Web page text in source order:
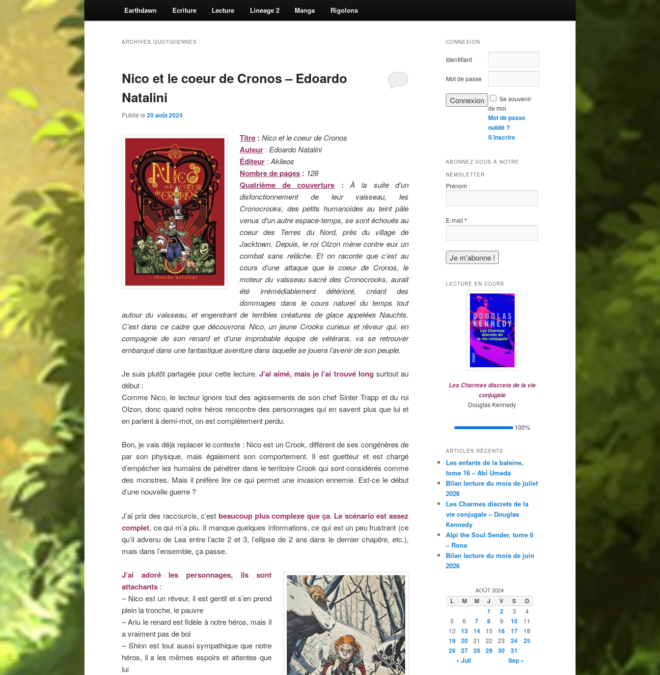
Earthdawn Ecriture Lecture Lineage 2 Manga Rigolons
ARCHIVES QUOTIDIENNES :
Nico et le coeur de Cronos – Edoardo
Natalini
Publié le 20 août 2024
Titre : Nico et le coeur de Cronos
Auteur : Edoardo Natalini
Éditeur : Akileos
Nombre de pages : 128
Quatrième de couverture :À la suite d’un
disfonctionnement de leur vaisseau, les
Cronocrooks, des petits humanoïdes au teint pâle
venus d’un autre espace-temps, se sont échoués au
coeur des Terres du Nord, près du village de
Jacktown. Depuis, le roi Olzon mène contre eux un
combat sans relâche. Et on raconte que c’est au
cours d’une attaque que le coeur de Cronos, le
moteur du vaisseau sacré des Cronocrooks, aurait
été irrémédiablement détérioré, créant des
dommages dans le cours naturel du temps tout
autour du vaisseau, et engendrant de terribles créatures de glace appelées Nauchts.
C’est dans ce cadre que découvrons Nico, un jeune Crooks curieux et rêveur qui, en
compagnie de son renard et d’une improbable équipe de vétérans, va se retrouver
embarqué dans une fantastique aventure dans laquelle se jouera l’avenir de son peuple.
Je suis plutôt partagée pour cette lecture. J’ai aimé, mais je l’ai trouvé long surtout au
début :
Comme Nico, le lecteur ignore tout des agissements de son chef Sinter Trapp et du roi
Olzon, donc quand notre héros rencontre des personnages qui en savent plus que lui et
en parlent à demi-mot, on est complètement perdu.
Bon, je vais déjà replacer le contexte : Nico est un Crook, différent de ses congénères de
par son physique, mais également son comportement. Il est guetteur et est chargé
d’empêcher les humains de pénétrer dans le territoire Crook qui sont considérés comme
des monstres. Mais il préfère lire ce qui permet une invasion ennemie. Est-ce le début
d’une nouvelle guerre ?
J’ai pris des raccourcis, c’estbeaucoup plus complexe que ça. Le scénario est assez
complet, ce qui m’a plu. Il manque quelques informations, ce qui est un peu frustrant (ce
qu’il advenu de Lea entre l’acte 2 et 3, l’ellipse de 2 ans dans le dernier chapitre, etc.),
mais dans l’ensemble, ça passe.
J’ai adoré les personnages, ils sont
attachants :
– Nico est un rêveur, il est gentil et s’en prend
plein la tronche, le pauvre
– Ariu le renard est fidèle à notre héros, mais il
a vraiment pas de bol
– Shinn est tout aussi sympathique que notre
héros, il a les mêmes espoirs et attentes que
lui
CONNEXION
Identifiant
Mot de passe
Se souvenir
de moi
Mot de passe
oublié ?
S’inscrire
ABONNEZ-VOUS À NOTRE
NEWSLETTER
Prénom
E-mail *
LECTURE EN COURS
Les Charmes discrets de la vie
conjugale
Douglas Kennedy
100%
ARTICLES RÉCENTS
Les enfants de la baleine,
tome 16 – Abi Umeda
Bilan lecture du mois de juilet
2026
Les Charmes discrets de la
vie conjugale – Douglas
Kennedy
Alpi the Soul Sender, tome 6
– Rona
Bilan lecture du mois de juin
2026
AOÛT 2024
L M M J V S
D
1
2 3
4
5
6 7 8 9 10
11
12
13 14 15 16 17 18
19 20 21 22 23 24
25
26
27 28 29 30
31
« Juil
Sep »